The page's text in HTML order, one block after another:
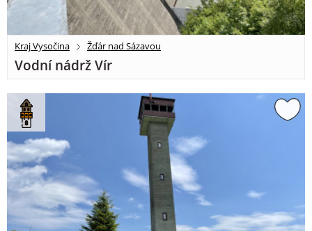
Kraj Vysočina Žďár nad Sázavou
Vodní nádrž Vír